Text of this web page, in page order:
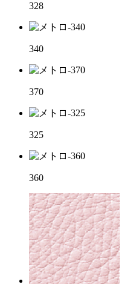
328
340
370
325
360